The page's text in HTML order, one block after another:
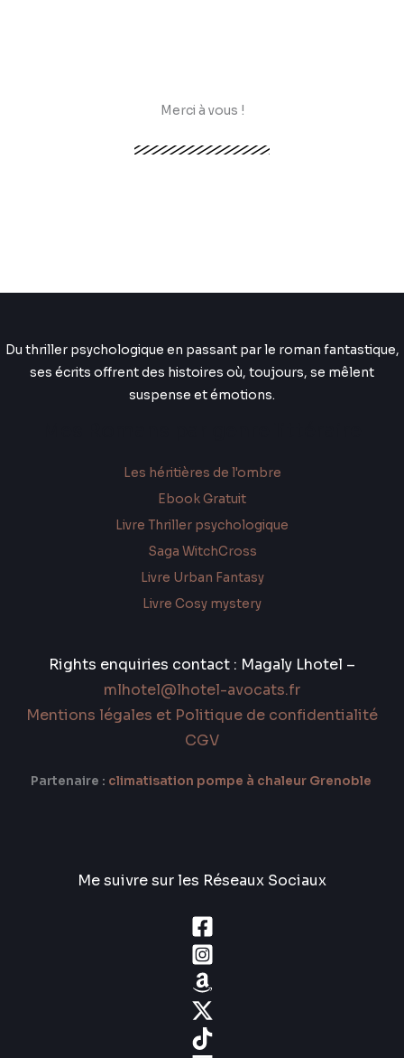
Merci à vous !
Du thriller psychologique en passant par le roman fantastique,
ses écrits offrent des histoires où, toujours, se mêlent
suspense et émotions.
Les héritières de l'ombre
Ebook Gratuit
Livre Thriller psychologique
Saga WitchCross
Livre Urban Fantasy
Livre Cosy mystery
Rights enquiries contact : Magaly Lhotel –
mlhotel@lhotel-avocats.fr
Mentions légales et Politique de confidentialité
CGV
Partenaire : climatisation pompe à chaleur Grenoble
Me suivre sur les Réseaux Sociaux